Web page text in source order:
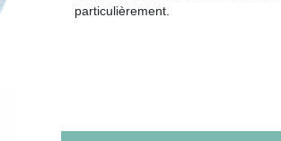
particulièrement.